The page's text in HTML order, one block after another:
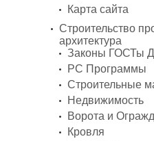
Карта сайта
Строительство
архитектура
Законы ГОСТы
PC Программы
Строительные
Недвижимость
Ворота и
Кровля